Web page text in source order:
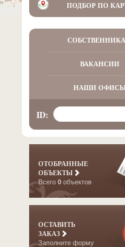
ПОДБОР ПО
ВАКАНСИИ
НАШИ
ID:
ОТОБРАННЫЕ
ОБЪЕКТЫ
Всего 0 объектов
ОСТАВИТЬ
ЗАКАЗ
Заполните форму